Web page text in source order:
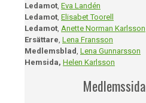
Ledamot, Eva Landén
Ledamot, Elisabet Toorell
Ledamot, Anette Norman Karlsson
Ersättare, Lena Fransson
Medlemsblad, Lena Gunnarsson
Hemsida, Helen Karlsson
Medlemssida